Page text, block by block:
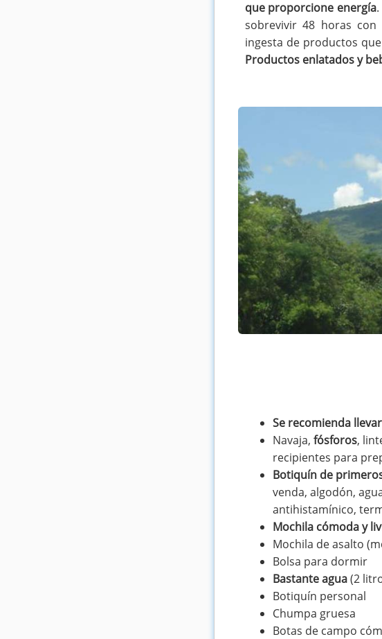
que proporcione energía
sobrevivir 48 horas con
ingesta de productos
Productos enlatados y
Se recomienda
Navaja,fósforos,
recipientes para
Botiquín de
venda, algodón,
antihistamínico,
Mochila cómoda y
Mochila de asalto
Bolsa para dormir
Bastante agua(2
Botiquín personal
Chumpa gruesa
Botas de campo